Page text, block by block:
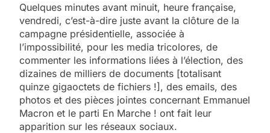
Quelques minutes avant minuit, heure française,
vendredi, c’est-à-dire juste avant la clôture de la
campagne présidentielle, associée à
l’impossibilité, pour les media tricolores, de
commenter les informations liées à l’élection, des
dizaines de milliers de documents [totalisant
quinze gigaoctets de fichiers !], des emails, des
photos et des pièces jointes concernant Emmanuel
Macron et le parti En Marche ! ont fait leur
apparition sur les réseaux sociaux.